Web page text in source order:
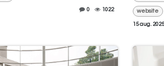
0 1022 website
15 aug. 2025